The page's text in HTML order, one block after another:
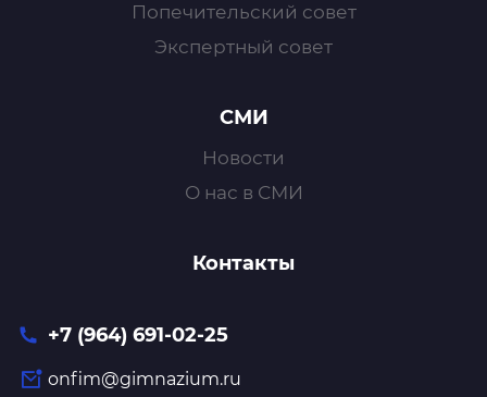
Попечительский совет
Экспертный совет
СМИ
Новости
О нас в СМИ
Контакты
+7 (964) 691-02-25
onfim@gimnazium.ru